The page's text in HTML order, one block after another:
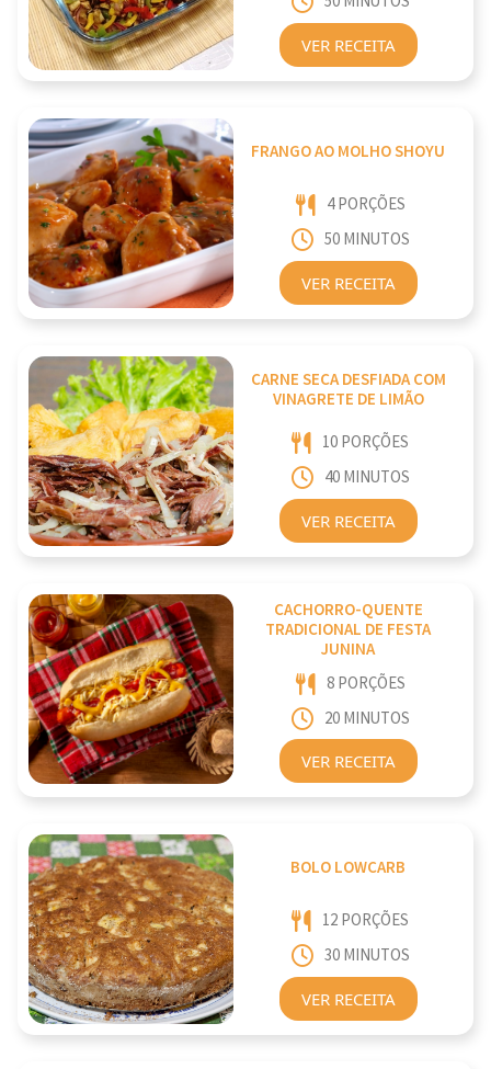
VER RECEITA
FRANGO AO MOLHO SHOYU
4 PORÇÕES
50 MINUTOS
VER RECEITA
CARNE SECA DESFIADA COM
VINAGRETE DE LIMÃO
10 PORÇÕES
40 MINUTOS
VER RECEITA
CACHORRO-QUENTE
TRADICIONAL DE FESTA
JUNINA
8 PORÇÕES
20 MINUTOS
VER RECEITA
BOLO LOWCARB
12 PORÇÕES
30 MINUTOS
VER RECEITA